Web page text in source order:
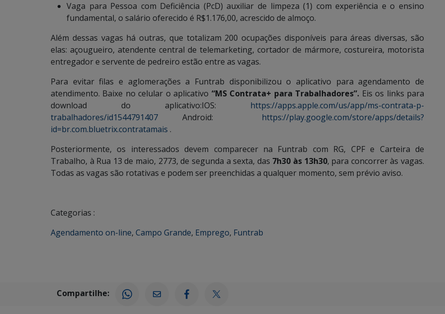
Vaga para Pessoa com Deficiência (PcD) auxiliar de limpeza (1) com experiência e o ensino
fundamental, o salário oferecido é R$1.176,00, acrescido de almoço.
Além dessas vagas há outras, que totalizam 200 ocupações disponíveis para áreas diversas, são
elas: açougueiro, atendente central de telemarketing, cortador de mármore, costureira, motorista
entregador e servente de pedreiro estão entre as vagas.
Para evitar filas e aglomerações a Funtrab disponibilizou o aplicativo para agendamento de
atendimento. Baixe no celular o aplicativo “MS Contrata+ para Trabalhadores”. Eis os links para
download do aplicativo:IOS: https://apps.apple.com/us/app/ms-contrata-p-
trabalhadores/id1544791407 Android: https://play.google.com/store/apps/details?
id=br.com.bluetrix.contratamais .
Posteriormente, os interessados devem comparecer na Funtrab com RG, CPF e Carteira de
Trabalho, à Rua 13 de maio, 2773, de segunda a sexta, das 7h30 às 13h30, para concorrer às vagas.
Todas as vagas são rotativas e podem ser preenchidas a qualquer momento, sem prévio aviso.
Categorias :
Agendamento on-line, Campo Grande, Emprego, Funtrab
Compartilhe: